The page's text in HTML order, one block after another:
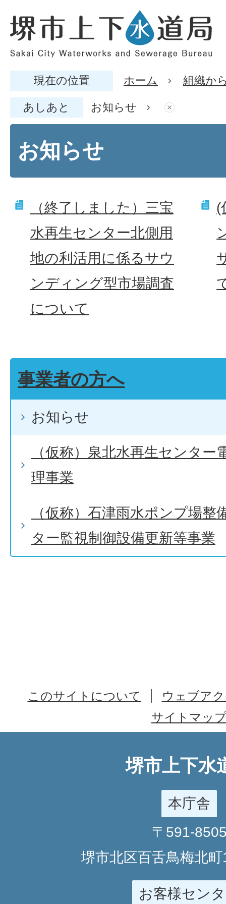
現在の位置 ホーム 組織か
あしあと お知らせ
お知らせ
（終了しました）三宝
水再生センター北側用
地の利活用に係るサウ
ンディング型市場調査
について
(
事業者の方へ
お知らせ
（仮称）泉北水再生センター
理事業
（仮称）石津雨水ポンプ場
ター監視制御設備更新等事業
このサイトについて
ウェブア
サイトマッ
堺市上下水
本庁舎
〒591-
堺市北区百舌鳥梅北
お客様セン